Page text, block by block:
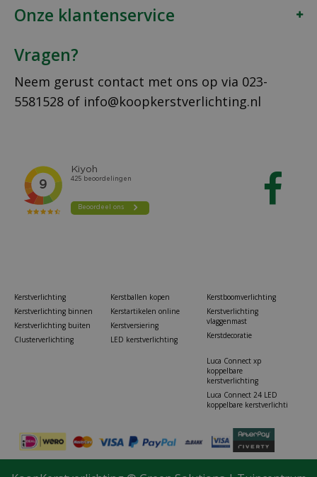
Onze klantenservice
Vragen?
Neem gerust contact met ons op via 023-
5581528 of info@koopkerstverlichting.nl
Kerstverlichting
Kerstverlichting binnen
Kerstverlichting buiten
Clusterverlichting
Kerstballen kopen
Kerstartikelen online
Kerstversiering
LED kerstverlichting
Kerstboomverlichting
Kerstverlichting
vlaggenmast
Kerstdecoratie
Luca Connect xp
koppelbare
kerstverlichting
Luca Connect 24 LED
koppelbare kerstverlichti